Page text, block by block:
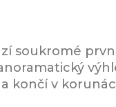
soukromé
končí v